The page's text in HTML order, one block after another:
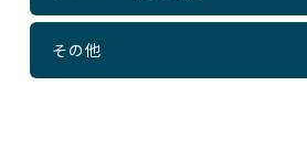
その他